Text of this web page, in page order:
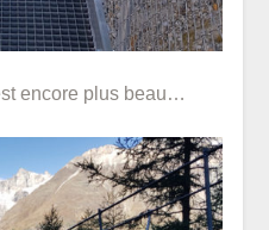
encore plus beau…